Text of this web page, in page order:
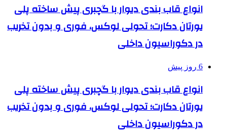
انواع قاب بندی دیوار با گچبری پیش ساخته پلی
یورتان دکارت؛ تحولی لوکس، فوری و بدون تخریب
در دکوراسیون داخلی
6 روز پیش
انواع قاب بندی دیوار با گچبری پیش ساخته پلی
یورتان دکارت؛ تحولی لوکس، فوری و بدون تخریب
در دکوراسیون داخلی